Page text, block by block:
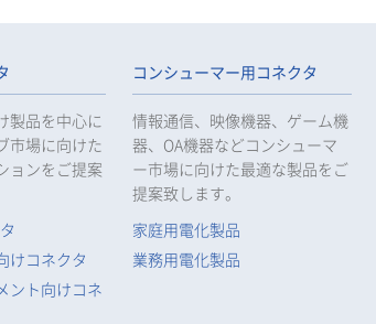
製品を中心に
市場に向けた
ョンをご提案
けコネクタ
ント向けコネ
コンシューマー用コネクタ
情報通信、映像機器、ゲーム機
器、OA機器などコンシューマ
ー市場に向けた最適な製品をご
提案致します。
家庭用電化製品
業務用電化製品